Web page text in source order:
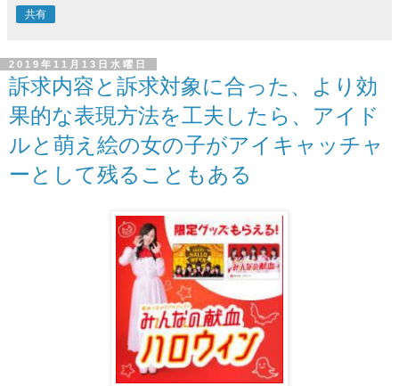
共有
2019年11月13日水曜日
訴求内容と訴求対象に合った、より効
果的な表現方法を工夫したら、アイド
ルと萌え絵の女の子がアイキャッチャ
ーとして残ることもある